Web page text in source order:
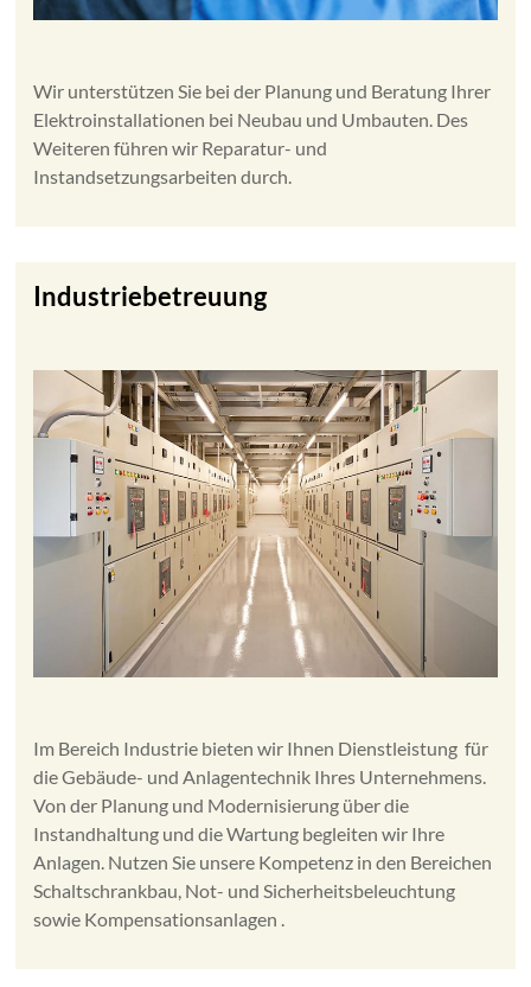
Wir unterstützen Sie bei der Planung und Beratung Ihrer
Elektroinstallationen bei Neubau und Umbauten. Des
Weiteren führen wir Reparatur- und
Instandsetzungsarbeiten durch.
Industriebetreuung
Im Bereich Industrie bieten wir Ihnen Dienstleistung für
die Gebäude- und Anlagentechnik Ihres Unternehmens.
Von der Planung und Modernisierung über die
Instandhaltung und die Wartung begleiten wir Ihre
Anlagen. Nutzen Sie unsere Kompetenz in den Bereichen
Schaltschrankbau, Not- und Sicherheitsbeleuchtung
sowie Kompensationsanlagen .